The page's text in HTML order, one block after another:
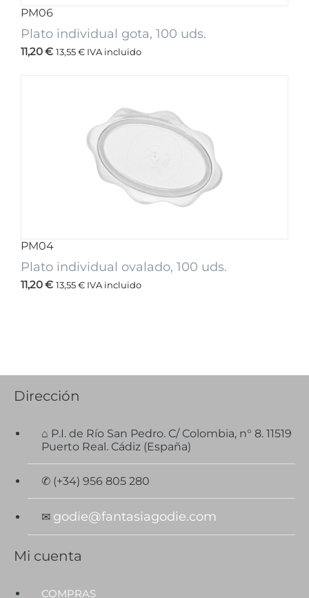
PM06
Plato individual gota, 100 uds.
11,20€ 13,55€ IVA incluido
PM04
Plato individual ovalado, 100 uds.
11,20€ 13,55€ IVA incluido
Dirección
⌂ P.I. de Río San Pedro. C/ Colombia, n° 8. 11519
Puerto Real. Cádiz (España)
✆ (+34) 956 805 280
✉ godie@fantasiagodie.com
Mi cuenta
COMPRAS